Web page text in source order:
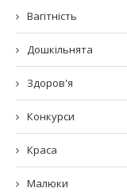
Вагітність
Дошкільнята
Здоров'я
Конкурси
Краса
Малюки